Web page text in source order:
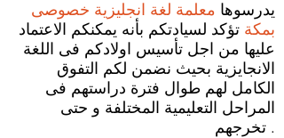
يدرسوها معلمة لغة انجليزية خصوصى
بمكة تؤكد لسيادتكم بأنه يمكنكم الاعتماد
عليها من اجل تأسيس اولادكم فى اللغة
الانجايزية بحيث نضمن لكم التفوق
الكامل لهم طوال فترة دراستهم فى
المراحل التعليمية المختلفة و حتى
تخرجهم .